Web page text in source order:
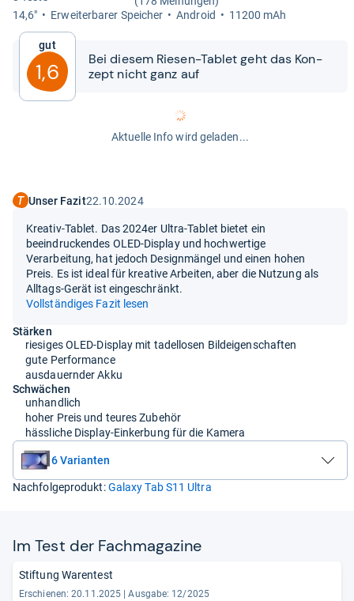
14,6"
Erweiter­ba­rer Spei­cher Android 11200 mAh
Gut
1,6
Bei die­sem Rie­sen-​​Tablet geht das Kon­
zept nicht ganz auf
Aktuelle Info wird geladen...
Unser Fazit22.10.2024
Kreativ-Tablet. Das 2024er Ultra-Tablet bietet ein
beeindruckendes OLED-Display und hochwertige
Verarbeitung, hat jedoch Designmängel und einen hohen
Preis. Es ist ideal für kreative Arbeiten, aber die Nutzung als
Alltags-Gerät ist eingeschränkt.
Vollständiges Fazit lesen
Stärken
riesiges OLED-Display mit tadellosen Bildeigenschaften
gute Performance
ausdauernder Akku
Schwächen
unhandlich
hoher Preis und teures Zubehör
hässliche Display-Einkerbung für die Kamera
6 Varianten
Nachfolgeprodukt:Galaxy Tab S11 Ultra
Im Test der Fach­ma­ga­zine
Stiftung Warentest
Erschienen: 20.11.2025 | Ausgabe: 12/2025